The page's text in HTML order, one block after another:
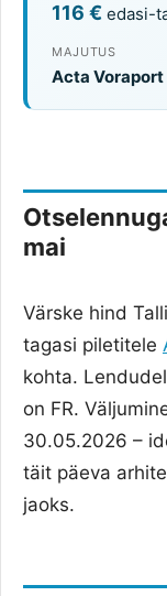
116 € edasi-
MAJUTUS
Acta Voraport
mai
Värske hind
tagasi piletitele
kohta.
on FR.
30.05.2026 –
täit päeva
jaoks.